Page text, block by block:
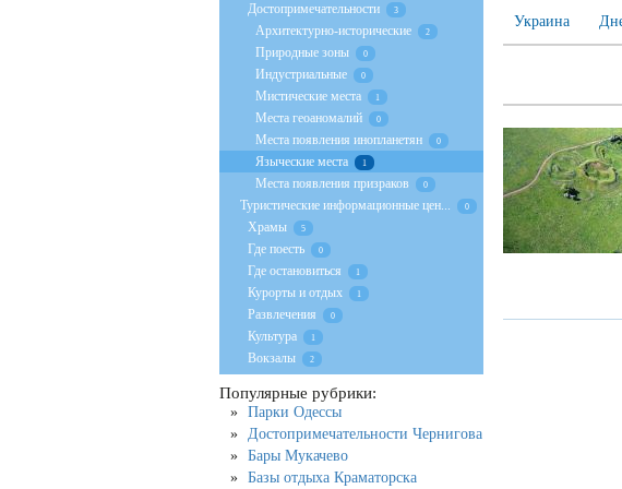
Украина
Достопримечательности 3
Архитектурно-исторические 2
Природные зоны 0
Индустриальные 0
Мистические места 1
Места геоаномалий 0
Места появления инопланетян 0
Языческие места 1
Места появления призраков 0
Туристические информационные цен... 0
Храмы 5
Где поесть 0
Где остановиться 1
Курорты и отдых 1
Развлечения 0
Культура 1
Вокзалы 2
Популярные рубрики:
Парки Одессы
Достопримечательности Чернигова
Бары Мукачево
Базы отдыха Краматорска